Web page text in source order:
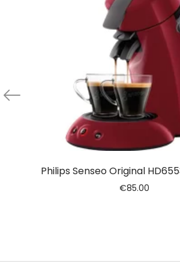
Philips Senseo Original
€85.00